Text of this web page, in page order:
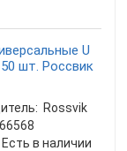
U
шт. Россвик
Rossvik
66568
Есть в наличии